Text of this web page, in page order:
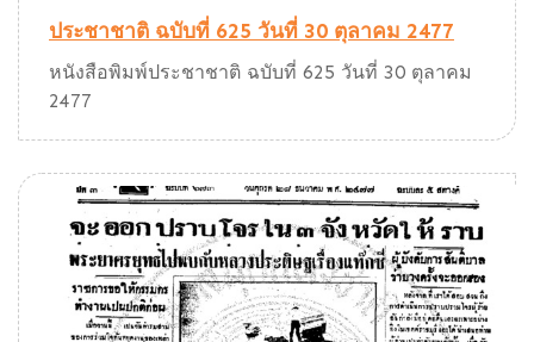
ประชาชาติ ฉบับที่ 625 วันที่ 30 ตุลาคม 2477
หนังสือพิมพ์ประชาชาติ ฉบับที่ 625 วันที่ 30 ตุลาคม
2477